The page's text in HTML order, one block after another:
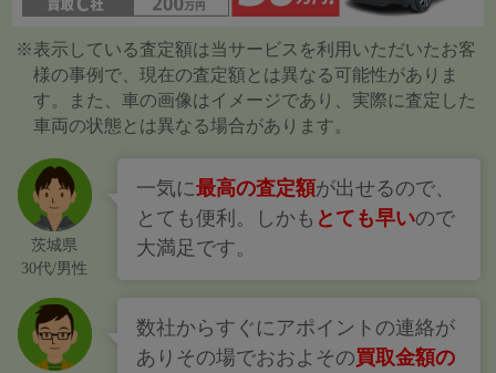
※表示している査定額は当サービスを利用いただいたお客
様の事例で、現在の査定額とは異なる可能性がありま
す。また、車の画像はイメージであり、実際に査定した
車両の状態とは異なる場合があります。
茨城県
30代/男性
一気に最高の査定額が出せるので、
とても便利。しかも とても早いので
大満足です。
数社からすぐにアポイントの連絡が
ありその場でおおよその買取金額の